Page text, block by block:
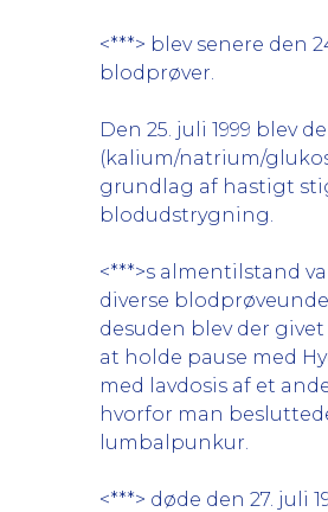
<***> blev senere den
blodprøver.
Den 25. juli 1999
(kalium/natrium/
grundlag af hastigt
blodudstrygning.
<***>s almentilstand
diverse
desuden blev der
at holde pause med
med lavdosis af et
hvorfor man
lumbalpunkur.
<***> døde den 27. juli